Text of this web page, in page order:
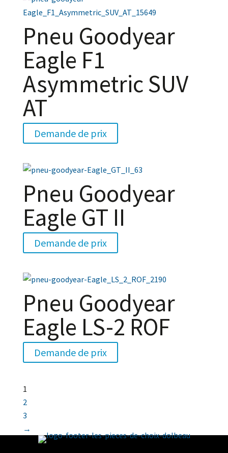
Pneu Goodyear
Eagle F1
Asymmetric SUV
AT
Demande de prix
Pneu Goodyear
Eagle GT II
Demande de prix
Pneu Goodyear
Eagle LS-2 ROF
Demande de prix
1
2
3
→